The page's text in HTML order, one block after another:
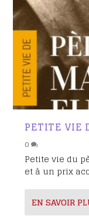
PETITE VIE
0
Petite vie du
et à un prix
EN SAVOIR